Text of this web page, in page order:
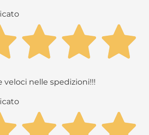
veloci nelle spedizioni!!!